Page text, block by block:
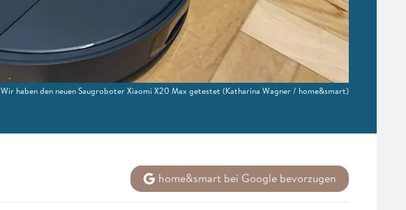
Wir haben den neuen Saugroboter Xiaomi X20 Max getestet (Katharina Wagner / home&smart)
home&smart bei Google bevorzugen